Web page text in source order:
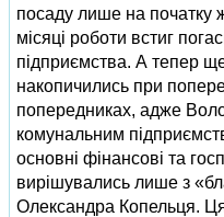
посаду лише на початку
місяці роботи встиг
підприємства. А тепер
накопичились при
попередниках, адже
комунальним
основні фінансові та
вирішувались лише з
Олександра Копельця.